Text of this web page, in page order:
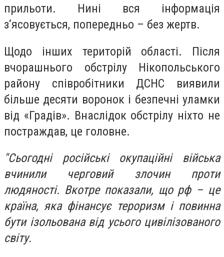
прильоти. Нині вся інформація
з‘ясовується, попередньо – без жертв.
Щодо інших територій області. Після
вчорашнього обстрілу Нікопольського
району співробітники ДСНС виявили
більше десяти воронок і безпечні уламки
від «Градів». Внаслідок обстрілу ніхто не
постраждав, це головне.
"Сьогодні російські окупаційні війська
вчинили черговий злочин проти
людяності. Вкотре показали, що рф – це
країна, яка фінансує тероризм і повинна
бути ізольована від усього цивілізованого
світу.